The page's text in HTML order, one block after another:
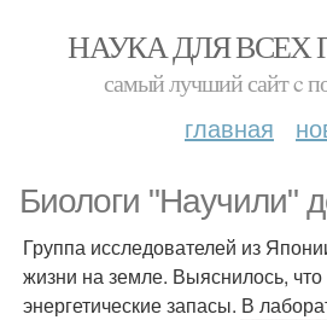
НАУКА ДЛЯ
самый лучший сайт c
главная
Биологи "Научили"
Группа исследователей из
жизни на земле. Выяснилось,
энергетические запасы. В